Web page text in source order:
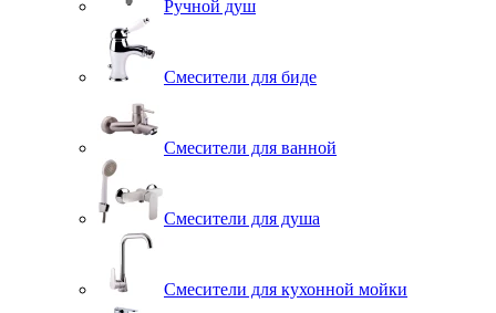
Ручной душ
Смесители для биде
Смесители для ванной
Смесители для душа
Смесители для кухонной мойки